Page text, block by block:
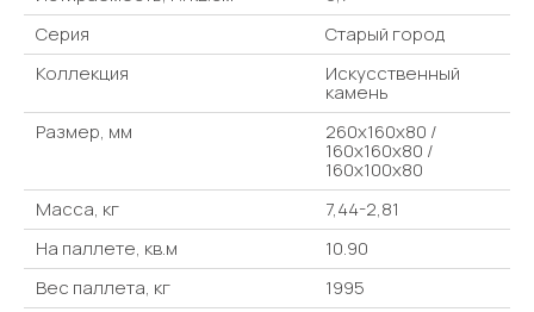
Серия
Старый город
Коллекция
Искусственный
камень
Размер, мм
260x160x80 /
160x160x80 /
160x100x80
Масса, кг
7,44-2,81
На паллете, кв.м
10.90
Вес паллета, кг
1995